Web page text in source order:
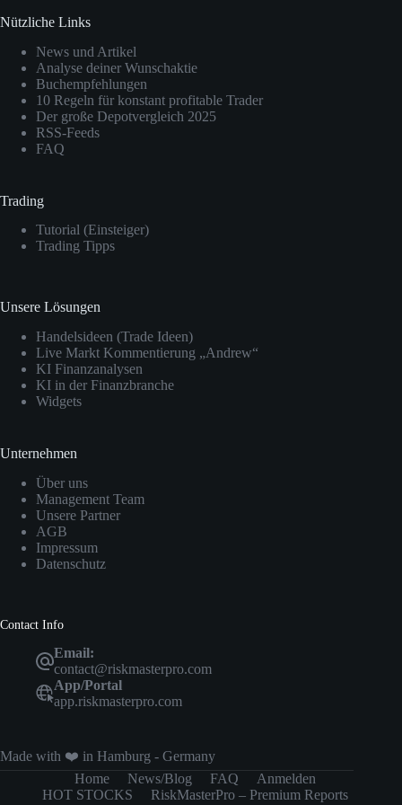
Nützliche Links
News und Artikel
Analyse deiner Wunschaktie
Buchempfehlungen
10 Regeln für konstant profitable Trader
Der große Depotvergleich 2025
RSS-Feeds
FAQ
Trading
Tutorial (Einsteiger)
Trading Tipps
Unsere Lösungen
Handelsideen (Trade Ideen)
Live Markt Kommentierung „Andrew“
KI Finanzanalysen
KI in der Finanzbranche
Widgets
Unternehmen
Über uns
Management Team
Unsere Partner
AGB
Impressum
Datenschutz
Contact Info
Email:
contact@riskmasterpro.com
App/Portal
app.riskmasterpro.com
Made with ❤️ in Hamburg - Germany
Home
News/Blog FAQ
Anmelden
HOT STOCKS
RiskMasterPro – Premium Reports